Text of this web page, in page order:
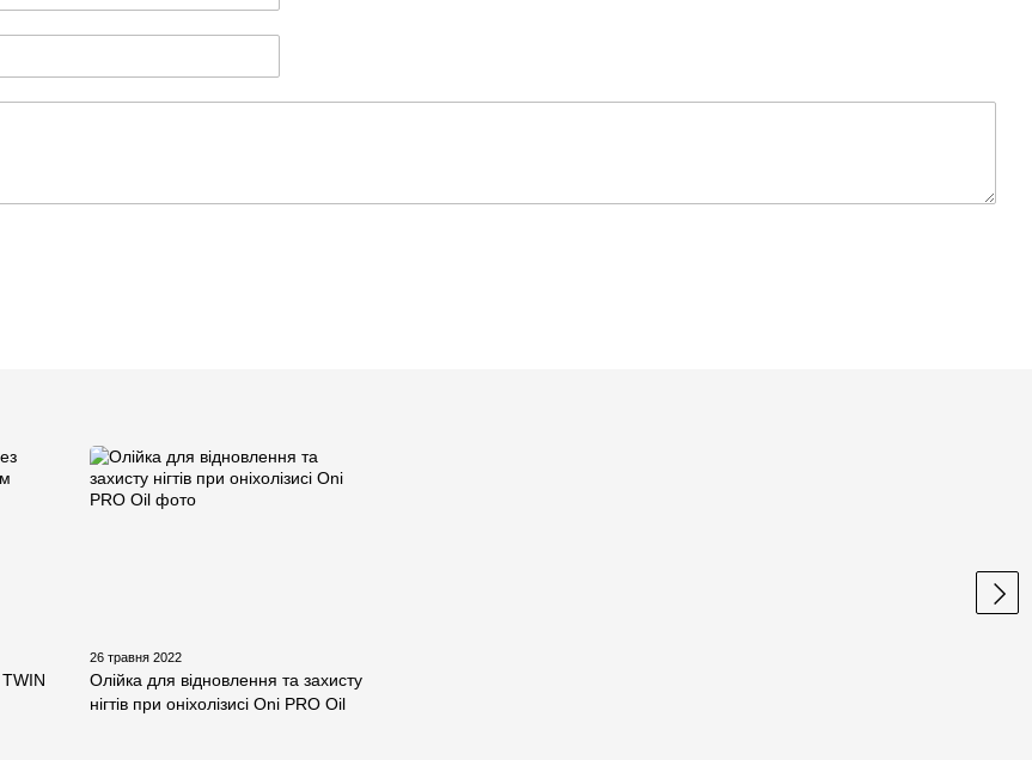
26 травня 2022
Олійка для відновлення та захисту
нігтів при оніхолізисі Oni PRO Oil